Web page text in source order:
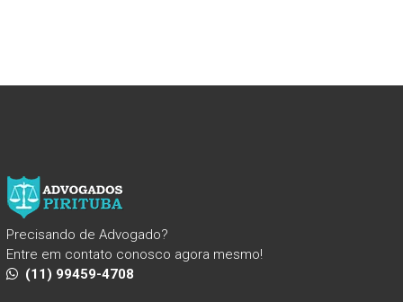
Precisando de Advogado?
Entre em contato conosco agora mesmo!
(11) 99459-4708